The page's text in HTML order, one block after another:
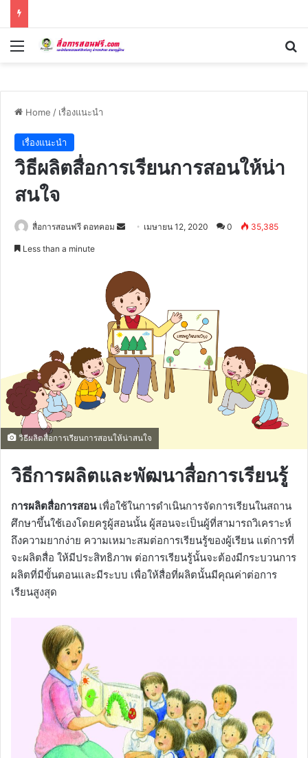
Menu
Home / เรื่องแนะนำ
เรื่องแนะนำ
วิธีผลิตสื่อการเรียนการสอนให้น่า
สนใจ
สื่อการสอนฟรี ดอทคอม
Send เมษายน 12, 2020 0 35,385
Less than a minute
วิธีผลิตสื่อการเรียนการสอนให้น่าสนใจ
วิธีการผลิตและพัฒนาสื่อการเรียนรู้
การผลิตสื่อการสอนเพื่อใช้ในการดำเนินการจัดการเรียนในสถาน
ศึกษาขึ้นใช้เองโดยครูผู้สอนนั้น ผู้สอนจะเป็นผู้ที่สามารถวิเคราะห์
ถึงความยากง่าย ความเหมาะสมต่อการเรียนรู้ของผู้เรียน แต่การที่
จะผลิตสื่อ ให้มีประสิทธิภาพ ต่อการเรียนรู้นั้นจะต้องมีกระบวนการ
ผลิตที่มีขั้นตอนและมีระบบ เพื่อให้สื่อที่ผลิตนั้นมีคุณค่าต่อการ
เรียนสูงสุด